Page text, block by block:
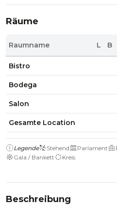
Räume
Raumname L B
Bistro
Bodega
Salon
Gesamte Location
Legende Stehend Parlament
Gala / Bankett
Kreis
Beschreibung